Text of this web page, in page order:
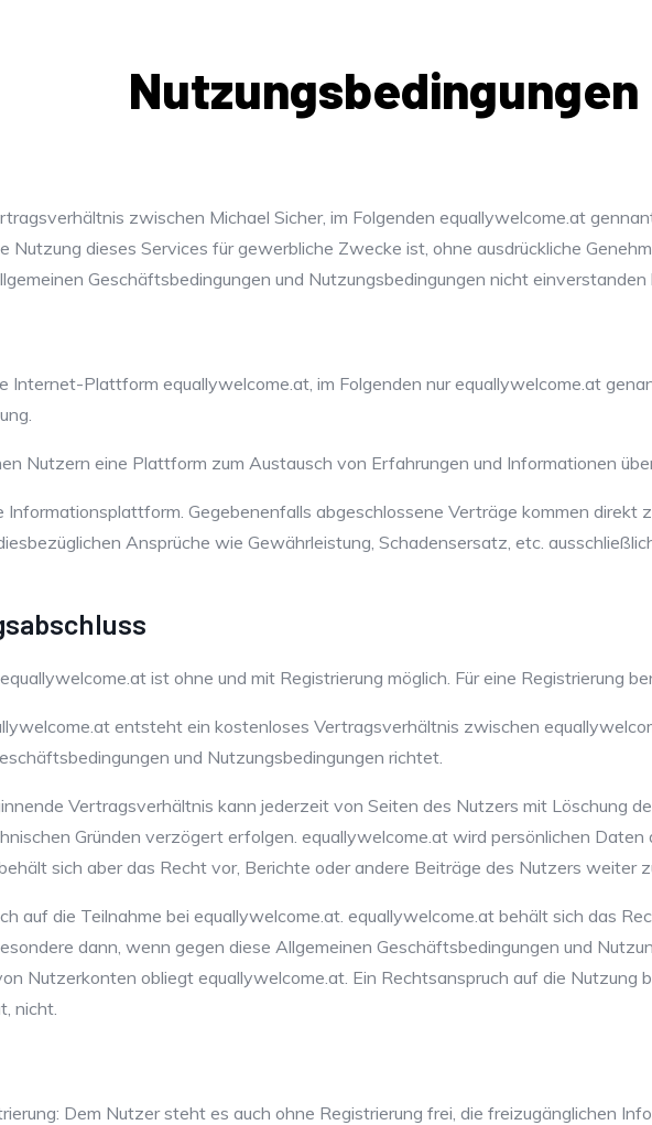
Nutzungsbedingungen
zwischen Michael Sicher, im Folgenden equallywelcome.at
Nutzung dieses Services für gewerbliche Zwecke ist, ohne ausdrückliche
Geschäftsbedingungen und Nutzungsbedingungen nicht
Internet-Plattform equallywelcome.at, im Folgenden nur equallywelcome.at
Nutzern eine Plattform zum Austausch von Erfahrungen und Informationen
Informationsplattform. Gegebenenfalls abgeschlossene Verträge kommen
Ansprüche wie Gewährleistung, Schadensersatz, etc.
ist ohne und mit Registrierung möglich. Für eine Registrierung
entsteht ein kostenloses Vertragsverhältnis zwischen
und Nutzungsbedingungen richtet.
Vertragsverhältnis kann jederzeit von Seiten des Nutzers mit Löschung
Gründen verzögert erfolgen. equallywelcome.at wird persönlichen
sich aber das Recht vor, Berichte oder andere Beiträge des Nutzers weiter
auf die Teilnahme bei equallywelcome.at. equallywelcome.at behält sich das
dann, wenn gegen diese Allgemeinen Geschäftsbedingungen und
Nutzerkonten obliegt equallywelcome.at. Ein Rechtsanspruch auf die Nutzung
nicht.
Dem Nutzer steht es auch ohne Registrierung frei, die freizugänglichen